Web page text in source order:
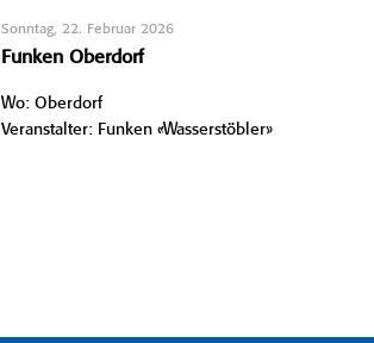
Sonntag, 22. Februar 2026
Funken Oberdorf
Wo: Oberdorf
Veranstalter: Funken «Wasserstöbler»